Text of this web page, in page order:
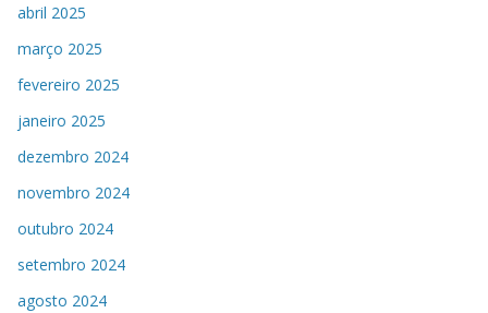
abril 2025
março 2025
fevereiro 2025
janeiro 2025
dezembro 2024
novembro 2024
outubro 2024
setembro 2024
agosto 2024